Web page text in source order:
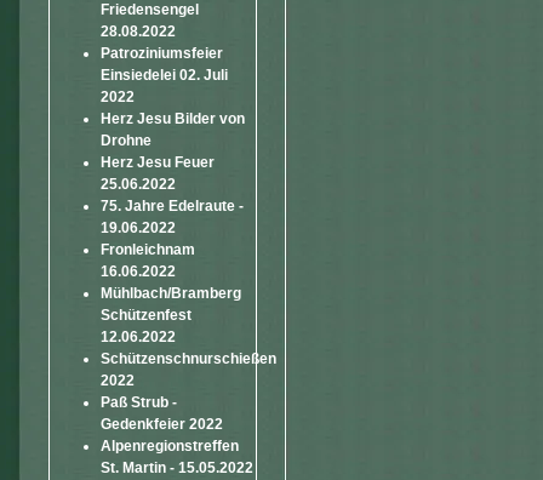
Friedensengel
28.08.2022
Patroziniumsfeier
Einsiedelei 02. Juli
2022
Herz Jesu Bilder von
Drohne
Herz Jesu Feuer
25.06.2022
75. Jahre Edelraute -
19.06.2022
Fronleichnam
16.06.2022
Mühlbach/Bramberg
Schützenfest
12.06.2022
Schützenschnurschießen
2022
Paß Strub -
Gedenkfeier 2022
Alpenregionstreffen
St. Martin - 15.05.2022